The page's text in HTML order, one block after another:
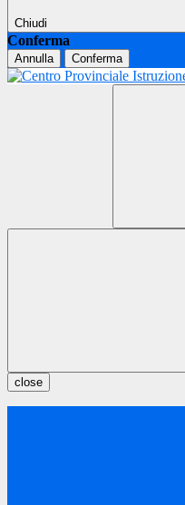
Chiudi
Conferma
Annulla Conferma
close